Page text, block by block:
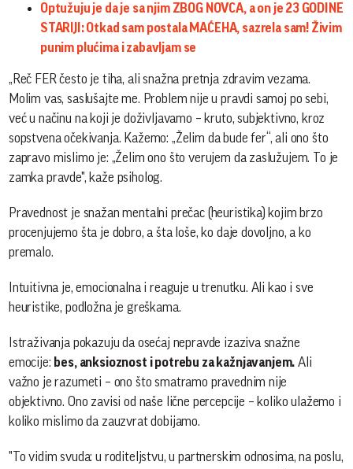
Optužuju je da je sa njim ZBOG NOVCA, a on je 23 GODINE
STARIJI: Otkad sam postala MAĆEHA, sazrela sam! Živim
punim plućima i zabavljam se
„Reč FER često je tiha, ali snažna pretnja zdravim vezama.
Molim vas, saslušajte me. Problem nije u pravdi samoj po sebi,
već u načinu na koji je doživljavamo – kruto, subjektivno, kroz
sopstvena očekivanja. Kažemo: „Želim da bude fer“, ali ono što
zapravo mislimo je: „Želim ono što verujem da zaslužujem. To je
zamka pravde", kaže psiholog.
Pravednost je snažan mentalni prečac (heuristika) kojim brzo
procenjujemo šta je dobro, a šta loše, ko daje dovoljno, a ko
premalo.
Intuitivna je, emocionalna i reaguje u trenutku. Ali kao i sve
heuristike, podložna je greškama.
Istraživanja pokazuju da osećaj nepravde izaziva snažne
emocije: bes, anksioznost i potrebu za kažnjavanjem. Ali
važno je razumeti – ono što smatramo pravednim nije
objektivno. Ono zavisi od naše lične percepcije – koliko ulažemo i
koliko mislimo da zauzvrat dobijamo.
"To vidim svuda: u roditeljstvu, u partnerskim odnosima, na poslu,